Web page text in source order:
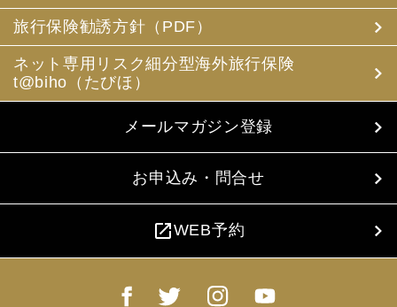
旅行保険勧誘方針（PDF）
ネット専用リスク細分型海外旅行保険
t@biho（たびほ）
メールマガジン登録
お申込み・問合せ
open_in_newWEB予約